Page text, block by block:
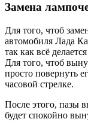
Замена
Для того, чтоб
автомобиля Лада
так как всё
Для того, чтоб
просто повернуть
часовой стрелке.
После этого, пазы
будет спокойно